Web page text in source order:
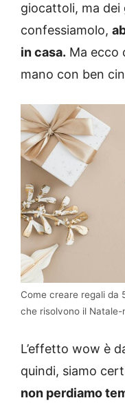
giocattoli, ma dei
confessiamolo,
in casa. Ma ecco
mano con ben
Come creare regali da
che risolvono il
L’effetto wow è
quindi, siamo
non perdiamo